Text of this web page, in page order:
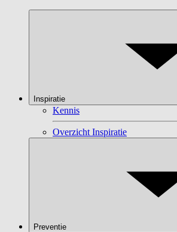
Inspiratie
Kennis
Overzicht Inspiratie
Preventie